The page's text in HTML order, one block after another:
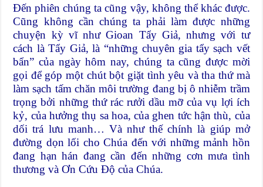
Đến phiên chúng ta cũng vậy, không thể khác được.
Cũng không cần chúng ta phải làm được những
chuyện kỳ vĩ như Gioan Tẩy Giả, nhưng với tư
cách là Tẩy Giả, là “những chuyên gia tẩy sạch vết
bẩn” của ngày hôm nay, chúng ta cũng được mời
gọi để góp một chút bột giặt tình yêu và tha thứ mà
làm sạch tấm chăn môi trường đang bị ô nhiễm trầm
trọng bởi những thứ rác rưởi dầu mỡ của vụ lợi ích
kỷ, của hưởng thụ sa hoa, của ghen tức hận thù, của
dối trá lưu manh… Và như thế chính là giúp mở
đường dọn lối cho Chúa đến với những mảnh hồn
đang hạn hán đang cần đến những cơn mưa tình
thương và Ơn Cứu Độ của Chúa.